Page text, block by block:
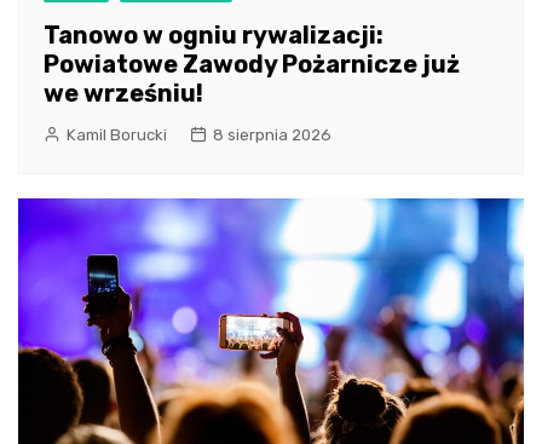
Tanowo w ogniu rywalizacji:
Powiatowe Zawody Pożarnicze już
we wrześniu!
Kamil Borucki 8 sierpnia 2026